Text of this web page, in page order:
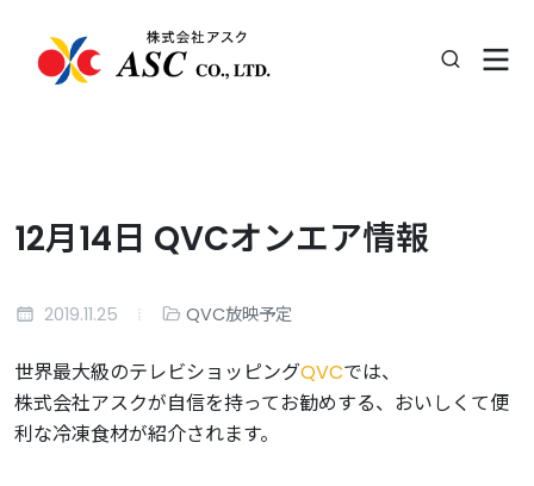
12月14日 QVCオンエア情報
2019.11.25 QVC放映予定
世界最大級のテレビショッピングQVCでは、
株式会社アスクが自信を持ってお勧めする、おいしくて便
利な冷凍食材が紹介されます。